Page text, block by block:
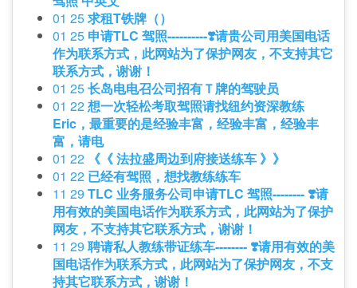
01 25求租T铁牌（）
01 25 申请TLC 驾照----------❣️请贵公司用美国电话
作为联系方式，此网站为了保护网友，不支持其它
联系方式，谢谢！
01 25长岛电电召公司招有Ｔ牌的驾驶员
01 22想一次轻松考取驾照请找纽约资深教练
Eric，最重要的是经验丰富，经验丰富，经验丰
富，请电
01 22 《《 法拉盛周边到府接送练车 》》
01 22 已经有驾照，想找教练练车
11 29 TLC 业务服务公司申请TLC 驾照-------- ❣️请
用有效的美国电话作为联系方式，此网站为了保护
网友，不支持其它联系方式，谢谢！
11 29 聘请私人教练带证练车-------- ❣️请用有效的美
国电话作为联系方式，此网站为了保护网友，不支
持其它联系方式，谢谢！